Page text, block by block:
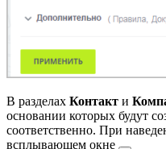
В разделах Контакт и
основании которых будут
соответственно. При
всплывающем окне